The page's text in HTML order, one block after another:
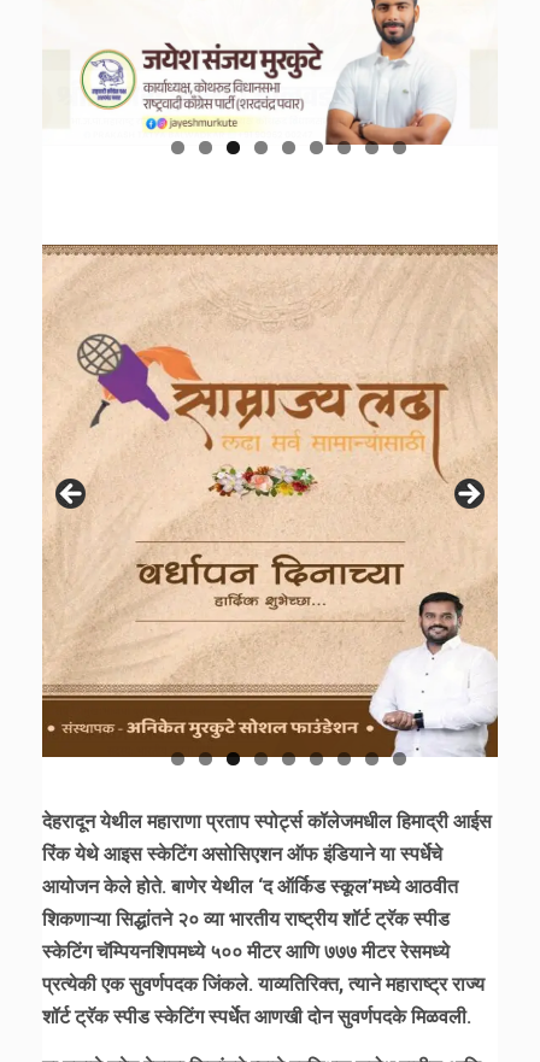
देहरादून येथील महाराणा प्रताप स्पोर्ट्स कॉलेजमधील हिमाद्री आईस
रिंक येथे आइस स्केटिंग असोसिएशन ऑफ इंडियाने या स्पर्धेचे
आयोजन केले होते. बाणेर येथील ‘द ऑर्किड स्कूल’मध्ये आठवीत
शिकणाऱ्या सिद्धांतने २० व्या भारतीय राष्ट्रीय शॉर्ट ट्रॅक स्पीड
स्केटिंग चॅम्पियनशिपमध्ये ५०० मीटर आणि ७७७ मीटर रेसमध्ये
प्रत्येकी एक सुवर्णपदक जिंकले. याव्यतिरिक्त, त्याने महाराष्ट्र राज्य
शॉर्ट ट्रॅक स्पीड स्केटिंग स्पर्धेत आणखी दोन सुवर्णपदके मिळवली.